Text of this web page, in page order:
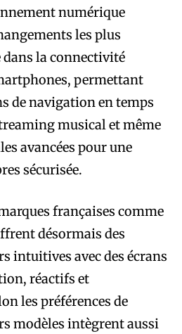
numérique
les plus
dans la connectivité
permettant
de navigation en temps
musical et même
avancées pour une
sécurisée.
françaises comme
désormais des
intuitives avec des écrans
réactifs et
les préférences de
modèles intègrent aussi